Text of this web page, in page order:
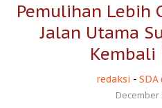
Pemulihan Lebih
Jalan Utama
Kembali
redaksi -
December